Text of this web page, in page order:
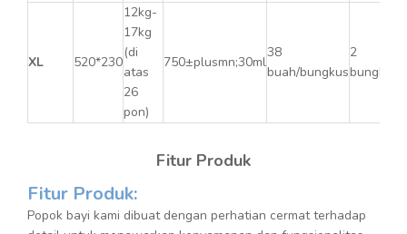
XL 520*230
12kg-
17kg
(di
atas
26
pon)
750±plusmn;30ml
38
buah/bungkus
2
bungkus/
Fitur Produk
Fitur Produk:
Popok bayi kami dibuat dengan perhatian cermat terhadap